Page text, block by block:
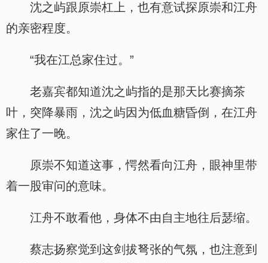
沈之屿跟原崇杠上，也有意试探原崇和江舟
的亲密程度。
“我在江总家住过。”
老嘉宾都知道沈之屿指的是那天比赛摘茶
叶，突降暴雨，沈之屿因为低血糖昏倒，在江舟
家住了一晚。
原崇不知道这事，愕然看向江舟，眼神里带
着一股审问的意味。
江舟不敢看他，身体不由自主地往后瑟缩。
蔡志扬察觉到这剑拔弩张的气氛，也注意到